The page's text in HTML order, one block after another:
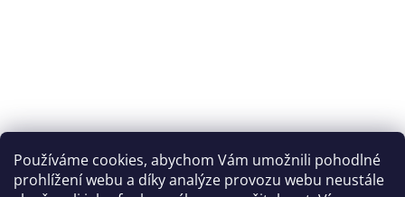
Používáme cookies, abychom Vám umožnili pohodlné
prohlížení webu a díky analýze provozu webu neustále
Katka Hromasová Foto